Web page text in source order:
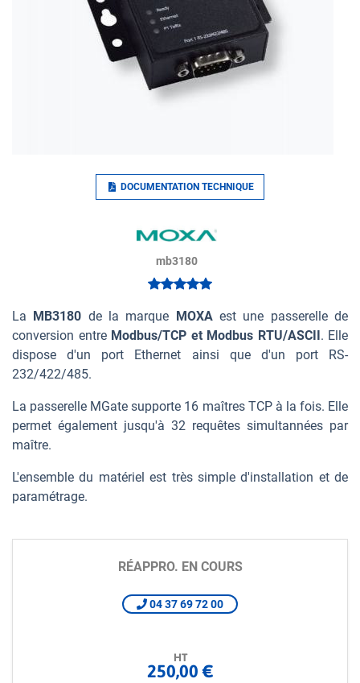
DOCUMENTATION TECHNIQUE
mb3180
La MB3180 de la marque MOXAest une passerelle de
conversion entre Modbus/TCP et Modbus RTU/ASCII . Elle
dispose d'un port Ethernet ainsi que d'un port RS-
232/422/485.
La passerelle MGate supporte 16 maîtres TCP à la fois. Elle
permet également jusqu'à 32 requêtes simultannées par
maître.
L'ensemble du matériel est très simple d'installation et de
paramétrage.
RÉAPPRO. EN COURS
04 37 69 72 00
HT
250,00 €